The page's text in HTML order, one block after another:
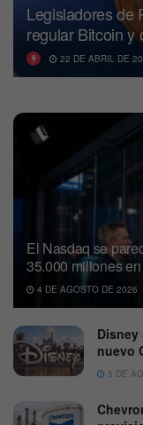
Legisladores de
regular Bitcoin y
22 DE ABRIL DE
El Nasdaq se
35.000 millones
4 DE AGOSTO DE 2026
Disney
nuevo
5 DE